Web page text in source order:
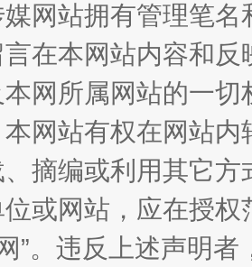
赛在茂县开幕 规模
网站拥有管理笔
言在本网站内容和
网所属网站的一
网站有权在网站
摘编或利用其它
或网站，应在授
”。违反上述声明